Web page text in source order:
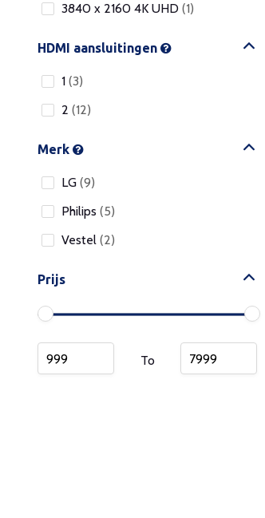
3840 x 2160 4K UHD (1)
HDMI aansluitingen
1 (3)
2 (12)
Merk
LG (9)
Philips (5)
Vestel (2)
Prijs
To